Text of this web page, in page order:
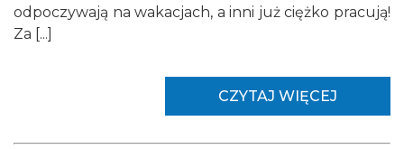
odpoczywają na wakacjach, a inni już ciężko pracują!
Za [...]
CZYTAJ WIĘCEJ